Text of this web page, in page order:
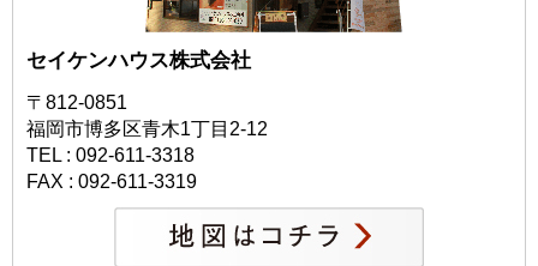
セイケンハウス株式会社
〒812-0851
福岡市博多区青木1丁目2-12
TEL : 092-611-3318
FAX : 092-611-3319